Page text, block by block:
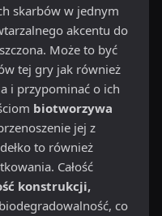
skarbów w jednym
akcentu do
Może to być
tej gry jak również
i przypominać o ich
biotworzywa
jej z
to również
Całość
konstrukcji,
biodegradowalność, co